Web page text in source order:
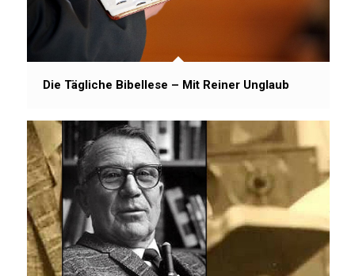
Die Tägliche Bibellese – Mit Reiner Unglaub